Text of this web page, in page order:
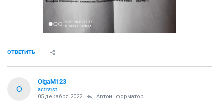
ОТВЕТИТЬ
O
OlgaM123
activist
05 декабря 2022 Автоинформатор